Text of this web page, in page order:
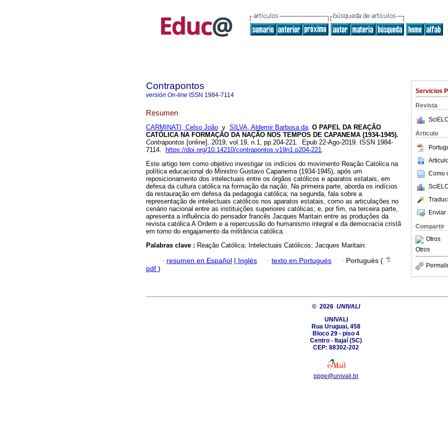
Servicios
Revista
Articulo
Como
Enviar
Compartir
Otros
Otros
Contrapontos
versión On-line ISSN 1984-7114
Resumen
CARMINATI, Celso João y SILVA, Aldemir Barbosa da. O PAPEL DA REAÇÃO
CATÓLICA NA FORMAÇÃO DA NAÇÃO NOS TEMPOS DE CAPANEMA (1934-1945).
Contrapontos [online]. 2019, vol.19, n.1, pp.204-221. Epub 22-Ago-2019. ISSN 1984-
7114.
https://doi.org/10.14210/contrapontos.v19n1.p204-221.
Este artigo tem como objetivo investigar os indícios do movimento Reação Católica na
política educacional do Ministro Gustavo Capanema (1934-1945), após um
reposicionamento dos intelectuais entre os órgãos católicos e aparatos estatais, em
defesa da cultura católica na formação da nação. Na primeira parte, aborda os indícios
da restauração em defesa da pedagogia católica; na segunda, fala sobre a
representação de intelectuais católicos nos aparatos estatais, como as articulações no
cenário nacional entre as instituições superiores católicas; e, por fim, na terceira parte,
apresenta a influência do pensador francês Jacques Maritain entre as produções da
revista católica A Ordem e a repercussão do humanismo integral e da democracia cristã
em torno do engajamento da militância católica.
Palabras clave : Reação Católica; Intelectuais Católicos; Jacques Maritain.
· resumen en Español | Inglés · texto en Portugués · Portugués (
pdf )
© 2026 UNIVALI
UNIVALI
Rua Uruguai, 458
Bloco 29 - piso 4
Centro - Itajaí­ (SC)
CEP: 88302-202
ppge@univali.br